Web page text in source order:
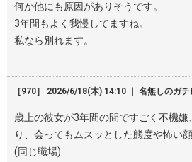
何か他にも原因がありそうです。
3年間もよく我慢してますね。
私なら別れます。
［970］ 2026/6/18(木) 14:10 ｜ 名無しのガチ
歳上の彼女が3年間の間ですごく不機
り、会ってもムスッとした態度や怖い
(同じ職場)